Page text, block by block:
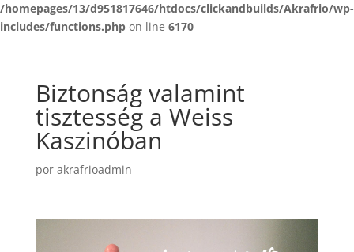
/homepages/13/d951817646/htdocs/clickandbuilds/Akrafrio/wp-
includes/functions.php on line 6170
Biztonság valamint
tisztesség a Weiss
Kaszinóban
por akrafrioadmin